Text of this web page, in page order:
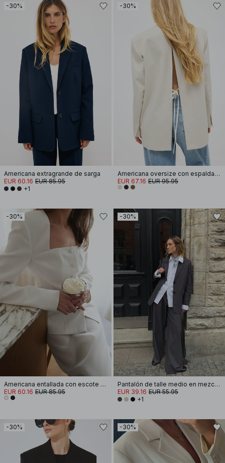
-30%
Americana extragrande de sarga
EUR 60.16 EUR 85.95
+1
-30%
Americana oversize con espalda abierta
EUR 67.16 EUR 95.95
-30%
Americana entallada con escote cuadrado
EUR 60.16 EUR 85.95
-30%
Pantalón de talle medio en mezcla de tejidos
EUR 39.16 EUR 55.95
+1
-30% -30%